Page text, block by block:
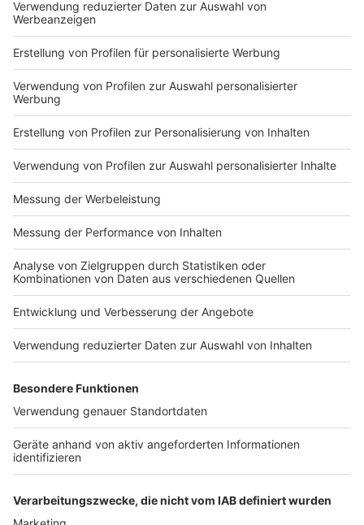
Du hast dir noch keine Artikel gemerkt
Impressum
Nutzungsbedingungen
Jobs
Presse
Werben
Archiv
ANTENNE BAYERN GROUP
Stiftung ANTENNE BAYERN
hilft
Teilnahmebedingungen
Kontakt
Studio-Hotline
Verkehrs-Hotline
Newsletter